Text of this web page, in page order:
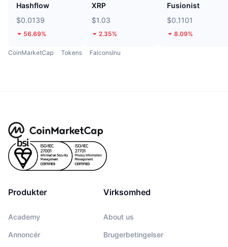
Hashflow
$0.0139
56.69%
XRP
$1.03
2.35%
Fusionist
$0.1101
8.09%
CoinMarketCap Tokens FalconsInu
Produkter
Academy
Annoncér
Virksomhed
About us
Brugerbetingelser